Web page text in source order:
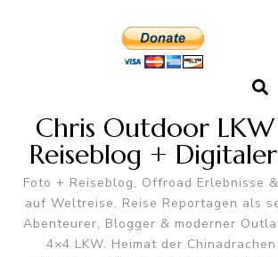
Chris Outdoor
Reiseblog +
Foto + Reiseblog, Offroad Erlebnisse
auf Weltreise. Reise Reportagen als
Abenteurer, Blogger & moderner
4×4 LKW. Heimat der